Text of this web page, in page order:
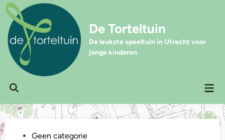
Ga
naar
inhoud
De Torteltuin
De leukste speeltuin in Utrecht voor
jonge kinderen
Zoeken
Geplaatst
Geen categorie